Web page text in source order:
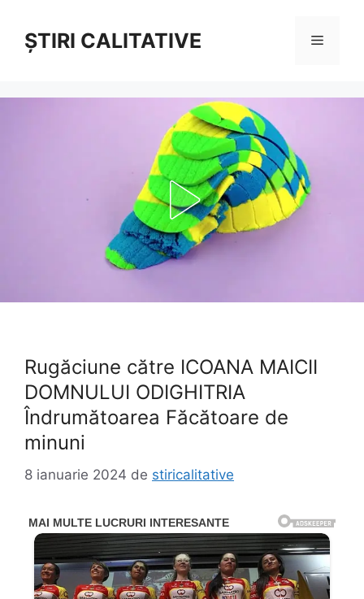
conținutȘTIRI CALITATIVE Meniu
Rugăciune către ICOANA MAICII
DOMNULUI ODIGHITRIA
Îndrumătoarea Făcătoare de
minuni
8 ianuarie 2024 de stiricalitative